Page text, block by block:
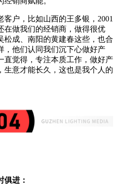
户，比如山西的王多银，2001
在做我们的经销商，做得很优
松成、南阳的黄建春这些，也合
，他们认同我们沉下心做好产
直觉得，专注本质工作，做好产
生意才能长久，这也是我个人的
俱进：